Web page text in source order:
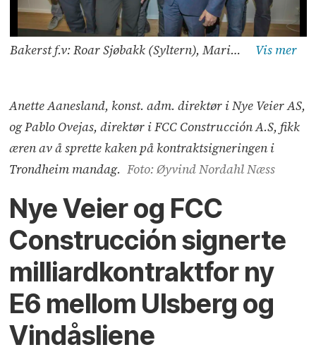
Bakerst f.v: Roar Sjøbakk (Syltern), Marianne Aase (Rambøll), Bjørn Endre Dyrseth (Rambøll), Johan Arnt Vatnan (Nye Veier) og Lars Bjørgård (Nye Veier). I midten f.v: José Martínez Salazar (FCC), Arild Mathisen (Nye Veier) og Øystein Syltern (Syltern). Foran: Anette Aanesland (Nye Veier og Pablo Ovejas (FCC). Foto: Øyvind Nordahl Næss
Anette Aanesland, konst. adm. direktør i Nye Veier AS,
og Pablo Ovejas, direktør i FCC Construcción A.S, fikk
æren av å sprette kaken på kontraktsigneringen i
Trondheim mandag. Foto: Øyvind Nordahl Næss
Nye Veier og FCC
Construcción signerte
milliardkontraktfor ny
E6 mellom Ulsberg og
Vindåsliene